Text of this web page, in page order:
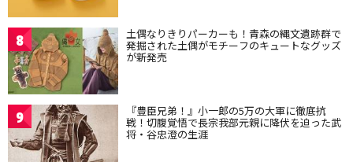
8 土偶なりきりパーカーも！青森の縄文遺跡群で
発掘された土偶がモチーフのキュートなグッズ
が新発売
9 『豊臣兄弟！』小一郎の5万の大軍に徹底抗
戦！切腹覚悟で長宗我部元親に降伏を迫った武
将・谷忠澄の生涯